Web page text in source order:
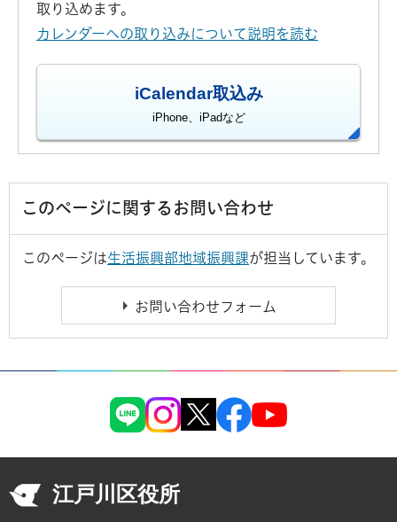
取り込めます。
カレンダーへの取り込みについて説明を読む
iCalendar取込み
iPhone、iPadなど
このページに関するお問い合わせ
このページは生活振興部地域振興課が担当しています。
江戸川区役所